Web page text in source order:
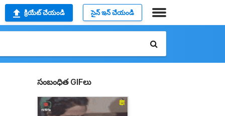
క్రియేట్ చేయండి సైన్ ఇన్ చేయండి
సంబంధిత GIFలు